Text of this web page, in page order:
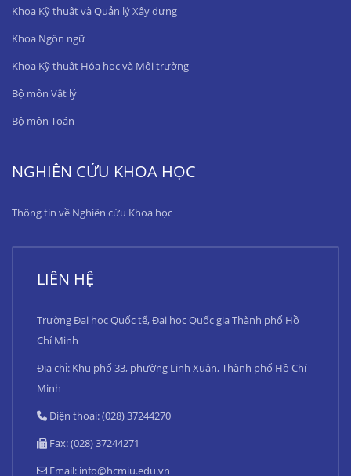
Khoa Kỹ thuật và Quản lý Xây dựng
Khoa Ngôn ngữ
Khoa Kỹ thuật Hóa học và Môi trường
Bộ môn Vật lý
Bộ môn Toán
NGHIÊN CỨU KHOA HỌC
Thông tin về Nghiên cứu Khoa học
LIÊN HỆ
Trường Đại học Quốc tế, Đại học Quốc gia Thành phố Hồ
Chí Minh
Địa chỉ: Khu phố 33, phường Linh Xuân, Thành phố Hồ Chí
Minh
Điện thoại: (028) 37244270
Fax: (028) 37244271
Email: info@hcmiu.edu.vn